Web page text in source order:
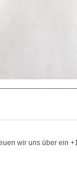
wir uns über ein